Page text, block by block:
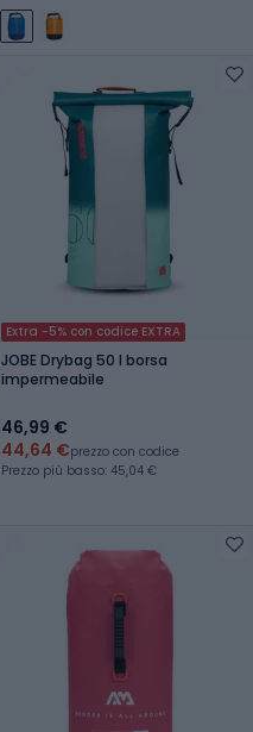
Extra -5% con codice EXTRA
JOBE Drybag 50 l borsa
impermeabile
46,99 €
44,64 €prezzo con codice
Prezzo più basso: 45,04 €